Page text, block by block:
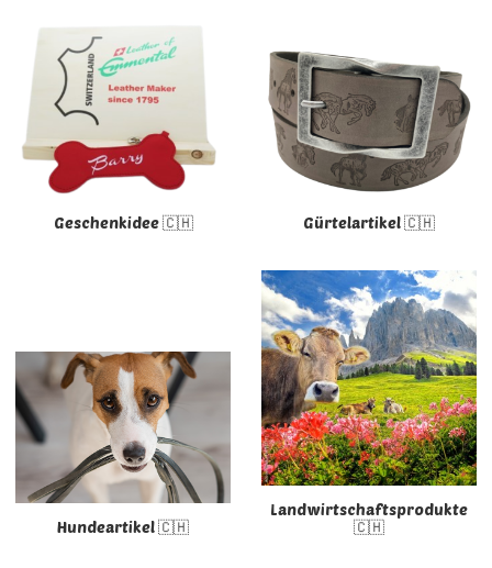
Geschenkidee 🇨🇭 Gürtelartikel 🇨🇭
Hundeartikel 🇨🇭
Landwirtschaftsprodukte
🇨🇭